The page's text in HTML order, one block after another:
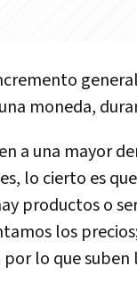
moneda,
a una mayor
lo cierto es
productos o
los
lo que suben